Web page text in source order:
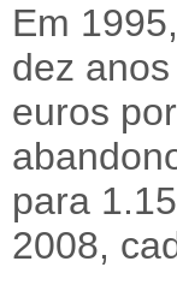
Em
dez
euros
para
2008,